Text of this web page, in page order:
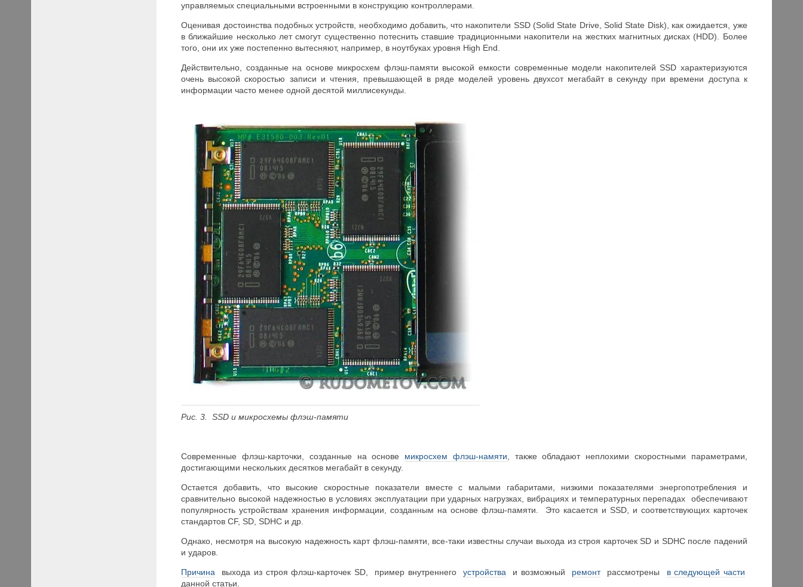
управляемых специальными встроенными в конструкцию контроллерами.
Оценивая достоинства подобных устройств, необходимо добавить, что накопители SSD (Solid State Drive, Solid State Disk), как ожидается, уже
в ближайшие несколько лет смогут существенно потеснить ставшие традиционными накопители на жестких магнитных дисках (HDD). Более
того, они их уже постепенно вытесняют, например, в ноутбуках уровня High End.
Действительно, созданные на основе микросхем флэш-памяти высокой емкости современные модели накопителей SSD характеризуются
очень высокой скоростью записи и чтения, превышающей в ряде моделей уровень двухсот мегабайт в секунду при времени доступа к
информации часто менее одной десятой миллисекунды.
Рис. 3. SSD и микросхемы флэш-памяти
Современные флэш-карточки, созданные на основе микросхем флэш-намяти, также обладают неплохими скоростными параметрами,
достигающими нескольких десятков мегабайт в секунду.
Остается добавить, что высокие скоростные показатели вместе с малыми габаритами, низкими показателями энергопотребления и
сравнительно высокой надежностью в условиях эксплуатации при ударных нагрузках, вибрациях и температурных перепадах обеспечивают
популярность устройствам хранения информации, созданным на основе флэш-памяти. Это касается и SSD, и соответствующих карточек
стандартов CF, SD, SDHC и др.
Однако, несмотря на высокую надежность карт флэш-памяти, все-таки известны случаи выхода из строя карточек SD и SDHC после падений
и ударов.
Причина выхода из строя флэш-карточек SD, пример внутреннего устройстваи возможный ремонтрассмотрены в следующей части
данной статьи.